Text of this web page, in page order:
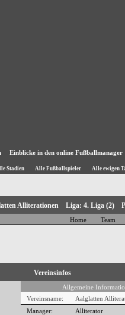
Einblicke in den online Fußballmanager
Stadien Alle Fußballspieler Alle ewigen
Alliterationen Liga: 4. Liga
Home Team
Vereinsinfos
Allgemeine
Vereinsname:
Aalglatten
Manager:
Alliterator